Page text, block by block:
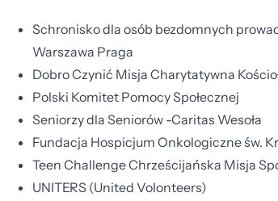
Schronisko dla osób bezdomnych
Warszawa Praga
Dobro Czynić Misja Charytatywna
Polski Komitet Pomocy Społecznej
Seniorzy dla Seniorów -Caritas Wesoła
Fundacja Hospicjum Onkologiczne św.
Teen Challenge Chrześcijańska Misja
UNITERS (United Volonteers)